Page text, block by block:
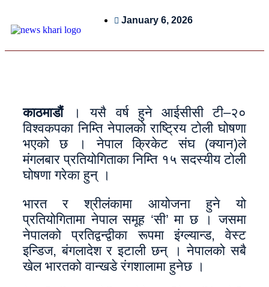
January 6, 2026
काठमाडौं। यसै वर्ष हुने आईसीसी टी–२०
विश्वकपका निम्ति नेपालको राष्ट्रिय टोली घोषणा
भएको छ ‌। नेपाल क्रिकेट संघ (क्यान)ले
मंगलबार प्रतियोगिताका निम्ति १५ सदस्यीय टोली
घोषणा गरेका हुन् ।
भारत र श्रीलंकामा आयोजना हुने यो
प्रतियोगितामा नेपाल समूह ‘सी’ मा छ । जसमा
नेपालको प्रतिद्वन्द्वीका रूपमा इंग्ल्यान्ड, वेस्ट
इन्डिज, बंगलादेश र इटाली छन् । नेपालको सबै
खेल भारतको वान्खडे रंगशालामा हुनेछ ।